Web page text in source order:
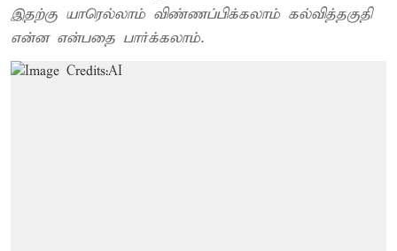
இதற்கு யாரெல்லாம் விண்ணப்பிக்கலாம் கல்வித்தகுதி
என்ன என்பதை பார்க்கலாம்.